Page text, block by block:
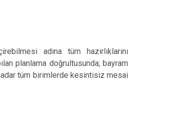
adına tüm hazırlıklarını
planlama doğrultusunda; bayram
tüm birimlerde kesintisiz mesai